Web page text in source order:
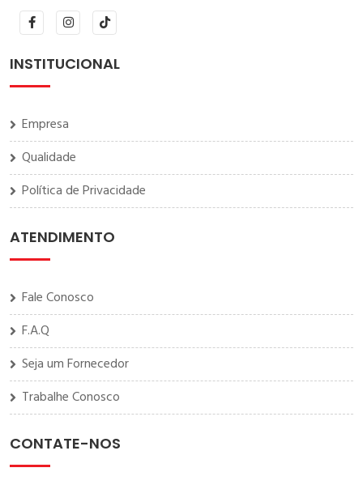
INSTITUCIONAL
Empresa
Qualidade
Política de Privacidade
ATENDIMENTO
Fale Conosco
F.A.Q
Seja um Fornecedor
Trabalhe Conosco
CONTATE-NOS